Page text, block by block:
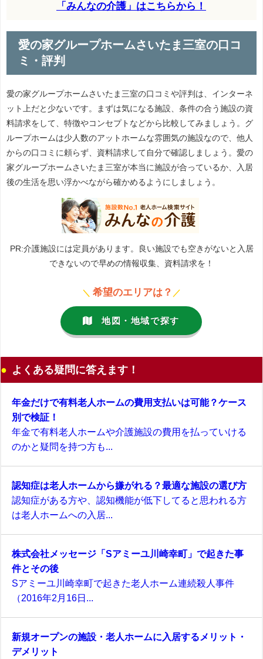
「みんなの介護」はこちらから！
愛の家グループホームさいたま三室の口コ
ミ・評判
愛の家グループホームさいたま三室の口コミや評判は、インターネ
ット上だと少ないです。まずは気になる施設、条件の合う施設の資
料請求をして、特徴やコンセプトなどから比較してみましょう。グ
ループホームは少人数のアットホームな雰囲気の施設なので、他人
からの口コミに頼らず、資料請求して自分で確認しましょう。愛の
家グループホームさいたま三室が本当に施設が合っているか、入居
後の生活を思い浮かべながら確かめるようにしましょう。
PR:介護施設には定員があります。良い施設でも空きがないと入居
できないので早めの情報収集、資料請求を！
＼ 希望のエリアは？ ／
地図・地域で探す
よくある疑問に答えます！
年金だけで有料老人ホームの費用支払いは可能？ケース
別で検証！
年金で有料老人ホームや介護施設の費用を払っていける
のかと疑問を持つ方も...
認知症は老人ホームから嫌がれる？最適な施設の選び方
認知症がある方や、認知機能が低下してると思われる方
は老人ホームへの入居...
株式会社メッセージ「Sアミーユ川崎幸町」で起きた事
件とその後
Sアミーユ川崎幸町で起きた老人ホーム連続殺人事件
（2016年2月16日...
新規オープンの施設・老人ホームに入居するメリット・
デメリット